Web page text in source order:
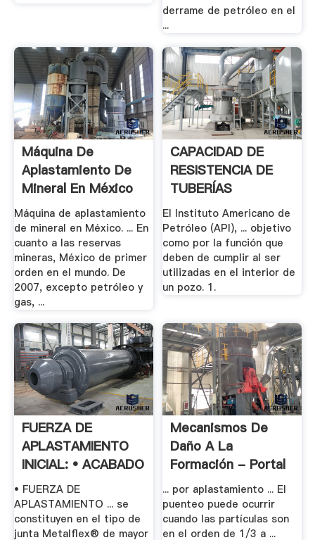
derrame de petróleo en el
...
Máquina De
Aplastamiento De
Mineral En México
Máquina de aplastamiento
de mineral en México. ... En
cuanto a las reservas
mineras, México de primer
orden en el mundo. De
2007, excepto petróleo y
gas, ...
CAPACIDAD DE
RESISTENCIA DE
TUBERÍAS
PETROLERAS
El Instituto Americano de
Petróleo (API), ... objetivo
como por la función que
deben de cumplir al ser
utilizadas en el interior de
un pozo. 1.
FUERZA DE
APLASTAMIENTO
INICIAL: • ACABADO
.
• FUERZA DE
APLASTAMIENTO ... se
constituyen en el tipo de
junta Metalflex® de mayor
Mecanismos De
Daño A La
Formación - Portal
Del .
... por aplastamiento ... El
puenteo puede ocurrir
cuando las partículas son
en el orden de 1/3 a ...